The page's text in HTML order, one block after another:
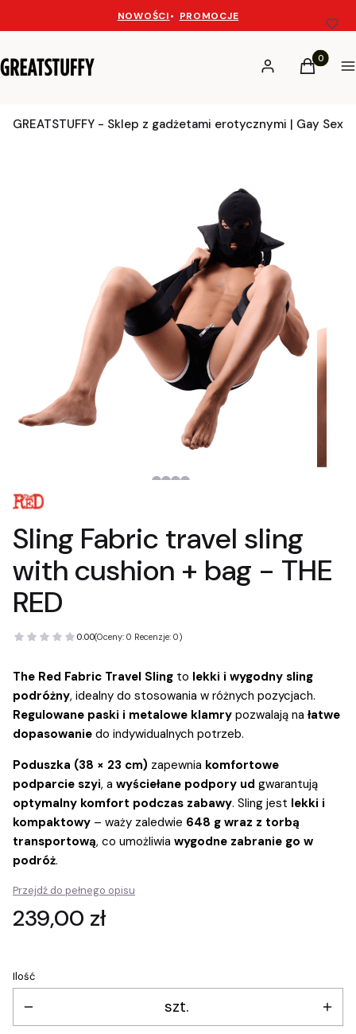
NOWOŚCI• PROMOCJE
Zaloguj sięProdukty
Koszyk
GREATSTUFFY - Sklep z gadżetami erotycznymi | Gay Sex
Sling Fabric travel sling
with cushion + bag - THE
RED
0.00(Oceny: 0 Recenzje: 0)
The Red Fabric Travel Sling to lekki i wygodny sling
podróżny, idealny do stosowania w różnych pozycjach.
Regulowane paski i metalowe klamry pozwalają na łatwe
dopasowanie do indywidualnych potrzeb.
Poduszka (38 × 23 cm) zapewnia komfortowe
podparcie szyi, a wyściełane podpory ud gwarantują
optymalny komfort podczas zabawy. Sling jest lekki i
kompaktowy – waży zaledwie 648 g wraz z torbą
transportową, co umożliwia wygodne zabranie go w
podróż.
Przejdź do pełnego opisu
Cena
239,00 zł
Ilość
szt.